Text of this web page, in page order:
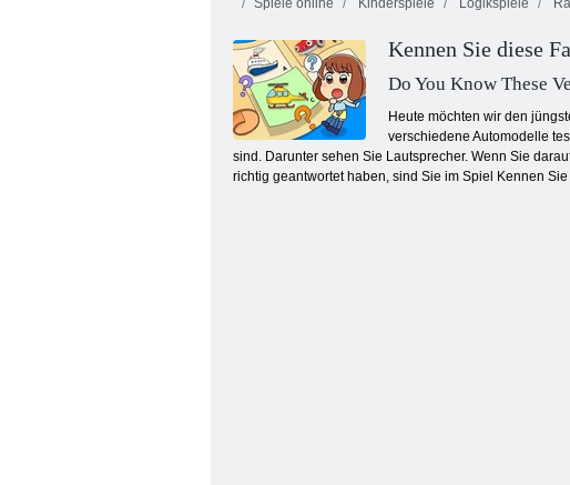
Goldrausch Spiel
Spiele online Kinderspiele Logikspiele
Kennen Sie diese
Do You Know These
Heute möchten wir den
verschiedene Automodelle
sind. Darunter sehen Sie Lautsprecher. Wenn Sie
richtig geantwortet haben, sind Sie im Spiel Kennen